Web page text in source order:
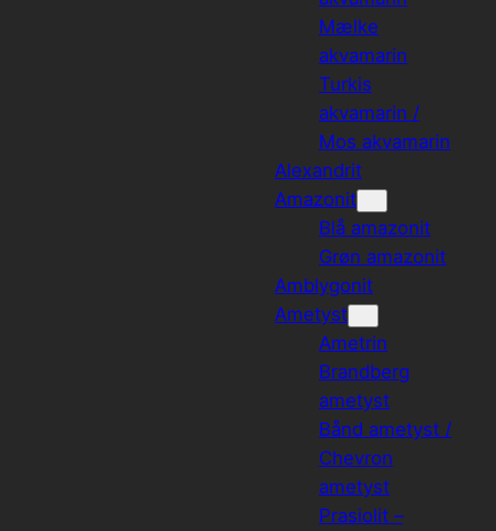
Mælke
akvamarin
Turkis
akvamarin /
Mos akvamarin
Alexandrit
Amazonit
Blå amazonit
Grøn amazonit
Amblygonit
Ametyst
Ametrin
Brandberg
ametyst
Bånd ametyst /
Chevron
ametyst
Prasiolit –